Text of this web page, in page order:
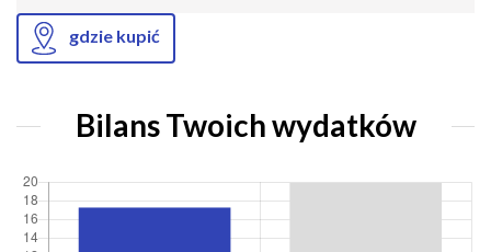
gdzie kupić
Bilans Twoich wydatków